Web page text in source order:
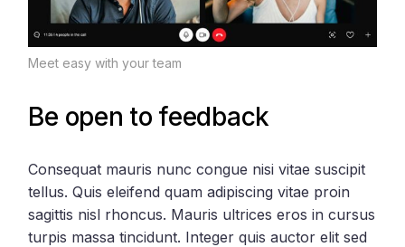
Meet easy with your team
Be open to feedback
Consequat mauris nunc congue nisi vitae suscipit
tellus. Quis eleifend quam adipiscing vitae proin
sagittis nisl rhoncus. Mauris ultrices eros in cursus
turpis massa tincidunt. Integer quis auctor elit sed